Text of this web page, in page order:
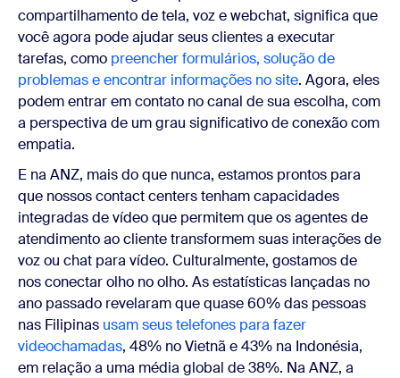
compartilhamento de tela, voz e webchat, significa que
você agora pode ajudar seus clientes a executar
tarefas, como preencher formulários, solução de
problemas e encontrar informações no site. Agora, eles
podem entrar em contato no canal de sua escolha, com
a perspectiva de um grau significativo de conexão com
empatia.
E na ANZ, mais do que nunca, estamos prontos para
que nossos contact centers tenham capacidades
integradas de vídeo que permitem que os agentes de
atendimento ao cliente transformem suas interações de
voz ou chat para vídeo. Culturalmente, gostamos de
nos conectar olho no olho. As estatísticas lançadas no
ano passado revelaram que quase 60% das pessoas
nas Filipinas usam seus telefones para fazer
videochamadas, 48% no Vietnã e 43% na Indonésia,
em relação a uma média global de 38%. Na ANZ, a